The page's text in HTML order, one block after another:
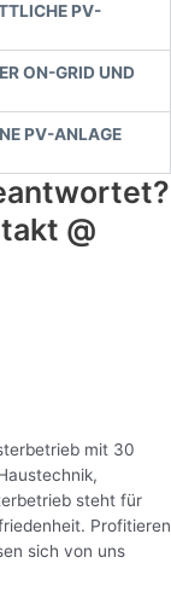
PV-
ON-GRID UND
PV-ANLAGE
@
mit 30
steht für
Profitieren
sich von uns